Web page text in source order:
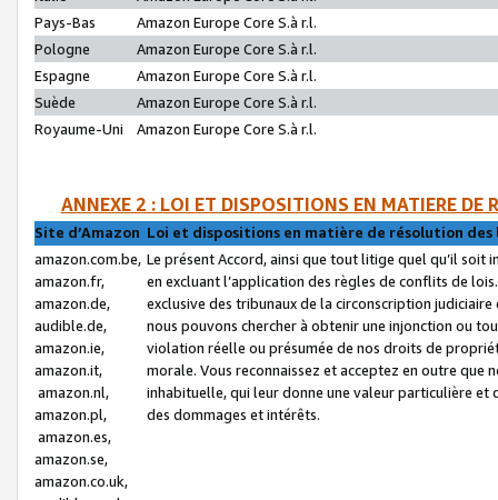
Pays-Bas
Amazon Europe Core S.à r.l.
Pologne
Amazon Europe Core S.à r.l.
Espagne
Amazon Europe Core S.à r.l.
Suède
Amazon Europe Core S.à r.l.
Royaume-Uni
Amazon Europe Core S.à r.l.
ANNEXE 2 : LOI ET DISPOSITIONS EN MATIERE DE
Site d’Amazon Loi et dispositions en matière de résolution
amazon.com.be,
amazon.fr,
amazon.de,
audible.de,
amazon.ie,
amazon.it,
amazon.nl,
amazon.pl,
amazon.es,
amazon.se,
amazon.co.uk,
Le présent Accord, ainsi que tout litige quel qu’il soit
en excluant l’application des règles de conflits de
exclusive des tribunaux de la circonscription
nous pouvons chercher à obtenir une injonction ou
violation réelle ou présumée de nos droits de
morale. Vous reconnaissez et acceptez en outre que
inhabituelle, qui leur donne une valeur particulière
des dommages et intérêts.